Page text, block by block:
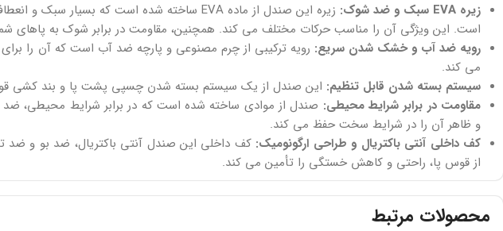
زیره EVA سبک و ضد شوک:
زیره این صندل از ماده EVA ساخته شده است که بسیار سبک و انعطاف پذیر
است. این ویژگی آن را مناسب حرکات مختلف می کند. همچنین، مقاومت در برابر شوک به پاهای
رویه ضد آب و خشک شدن سریع: رویه ترکیبی از چرم مصنوعی و پارچه ضد آب است که آن را
می کند.
سیستم بسته شدن قابل تنظیم: این صندل از یک سیستم بسته شدن چسپی پشت پا و بند کشی قوی
مقاومت در برابر شرایط محیطی: صندل از موادی ساخته شده است که در برابر شرایط محیطی،
و ظاهر آن را در شرایط سخت حفظ می کند.
کف داخلی آنتی باکتریال و طراحی ارگونومیک: کف داخلی این صندل آنتی باکتریال، ضد بو و
از قوس پا، راحتی و کاهش خستگی را تأمین می کند.
محصولات مرتبط